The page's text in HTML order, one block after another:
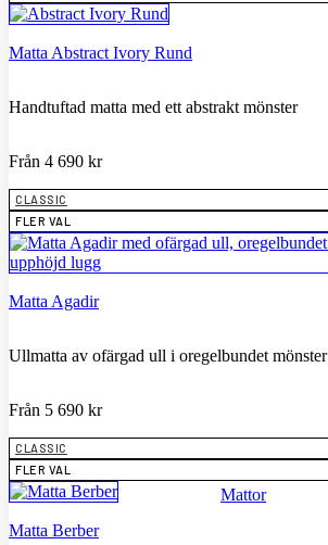
Mattor
Matta Abstract Ivory Rund
Handtuftad matta med ett abstrakt mönster
Från 4 690 kr
CLASSIC
FLER VAL
Matta Agadir
Ullmatta av ofärgad ull i oregelbundet mönster
Från 5 690 kr
CLASSIC
FLER VAL
Matta Berber